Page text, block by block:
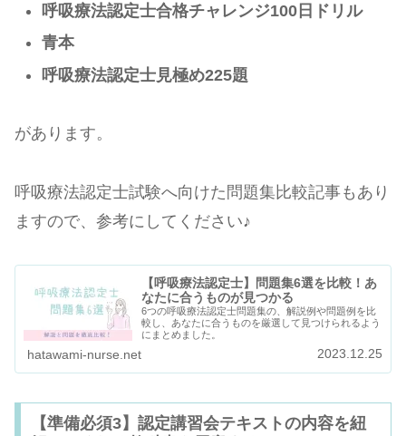
呼吸療法認定士合格チャレンジ100日ドリル
青本
呼吸療法認定士見極め225題
があります。
呼吸療法認定士試験へ向けた問題集比較記事もあり
ますので、参考にしてください♪
【呼吸療法認定士】問題集6選を比較！あ
なたに合うものが見つかる
6つの呼吸療法認定士問題集の、解説例や問題例を比
較し、あなたに合うものを厳選して見つけられるよう
にまとめました。
hatawami-nurse.net 2023.12.25
【準備必須3】認定講習会テキストの内容を紐